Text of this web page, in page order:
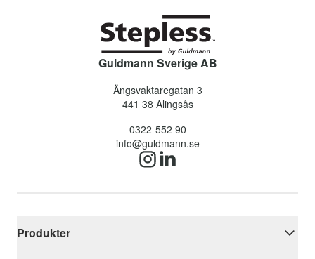
Guldmann Sverige AB
Ängsvaktaregatan 3
441 38 Alingsås
0322-552 90
info@guldmann.se
Produkter